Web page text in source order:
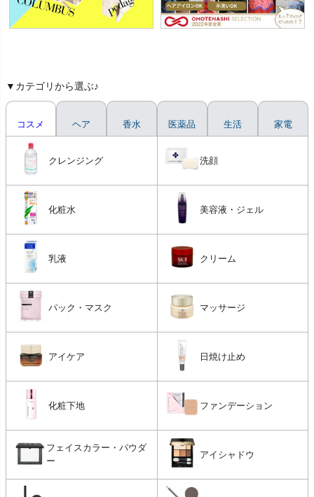
▼カテゴリから選ぶ♪
コスメ
クレンジング 洗顔
化粧水 美容液・ジェル
乳液 クリーム
パック・マスク マッサージ
アイケア 日焼け止め
化粧下地 ファンデーション
フェイスカラー・パウダ
ー
アイシャドウ
ヘア 香水 医薬品 生活 家電